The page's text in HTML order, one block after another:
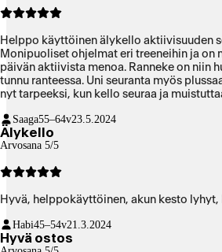
Helppo käyttöinen älykello aktiivisuuden
Monipuoliset ohjelmat eri treeneihin ja on
päivän aktiivista menoa. Ranneke on niin
tunnu ranteessa. Uni seuranta myös
nyt tarpeeksi, kun kello seuraa ja
Saaga55–64v23.5.2024
Älykello
Arvosana 5/5
Hyvä, helppokäyttöinen, akun kesto lyhyt,
Habi45–54v21.3.2024
Hyvä ostos